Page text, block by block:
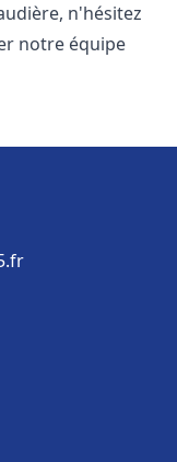
n'hésitez
notre équipe